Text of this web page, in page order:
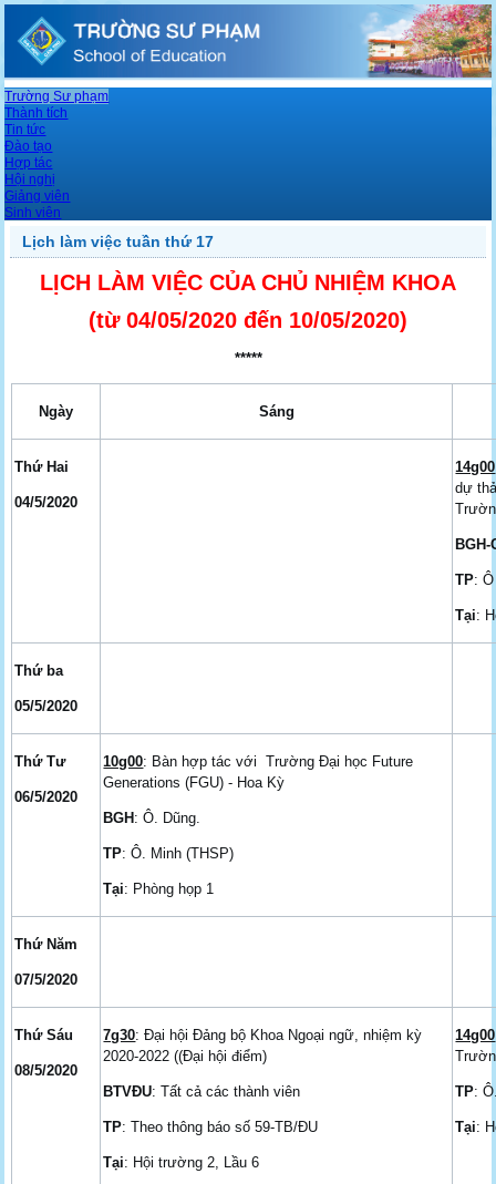
Trường Sư phạm
Thành tích
Tin tức
Đào tạo
Hợp tác
Hội nghị
Giảng viên
Sinh viên
Lịch làm việc tuần thứ 17
LỊCH LÀM VIỆC CỦA CHỦ NHIỆM KHOA
(từ 04/05/2020 đến 10/05/2020)
*****
Ngày Sáng
Thứ Hai
04/5/2020
14g00
dự
BGH-
TP:
Tại:
Thứ ba
05/5/2020
Thứ Tư
06/5/2020
10g00: Bàn hợp tác với Trường Đại học Future
Generations (FGU) - Hoa Kỳ
BGH : Ô. Dũng.
TP: Ô. Minh (THSP)
Tại: Phòng họp 1
Thứ Năm
07/5/2020
Thứ Sáu
08/5/2020
7g30: Đại hội Đảng bộ Khoa Ngoại ngữ, nhiệm kỳ
2020-2022 ((Đại hội điểm)
BTVĐU: Tất cả các thành viên
TP: Theo thông báo số 59-TB/ĐU
Tại: Hội trường 2, Lầu 6
14g00
TP:
Tại: